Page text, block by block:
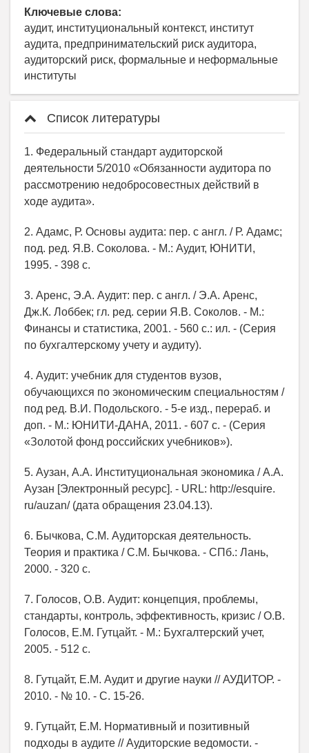
Ключевые слова:
аудит, институциональный контекст, институт
аудита, предпринимательский риск аудитора,
аудиторский риск, формальные и неформальные
институты
Список литературы
1. Федеральный стандарт аудиторской
деятельности 5/2010 «Обязанности аудитора по
рассмотрению недобросовестных действий в
ходе аудита».
2. Адамс, Р. Основы аудита: пер. с англ. / Р. Адамс;
под. ред. Я.В. Соколова. - М.: Аудит, ЮНИТИ,
1995. - 398 с.
3. Аренс, Э.А. Аудит: пер. с англ. / Э.А. Аренс,
Дж.К. Лоббек; гл. ред. серии Я.В. Соколов. - М.:
Финансы и статистика, 2001. - 560 с.: ил. - (Серия
по бухгалтерскому учету и аудиту).
4. Аудит: учебник для студентов вузов,
обучающихся по экономическим специальностям /
под ред. В.И. Подольского. - 5-е изд., перераб. и
доп. - М.: ЮНИТИ-ДАНА, 2011. - 607 с. - (Серия
«Золотой фонд российских учебников»).
5. Аузан, А.А. Институциональная экономика / А.А.
Аузан [Электронный ресурс]. - URL: http://esquire.
ru/auzan/ (дата обращения 23.04.13).
6. Бычкова, С.М. Аудиторская деятельность.
Теория и практика / С.М. Бычкова. - СПб.: Лань,
2000. - 320 с.
7. Голосов, О.В. Аудит: концепция, проблемы,
стандарты, контроль, эффективность, кризис / О.В.
Голосов, Е.М. Гутцайт. - М.: Бухгалтерский учет,
2005. - 512 с.
8. Гутцайт, Е.М. Аудит и другие науки // АУДИТОР. -
2010. - № 10. - С. 15-26.
9. Гутцайт, Е.М. Нормативный и позитивный
подходы в аудите // Аудиторские ведомости. -